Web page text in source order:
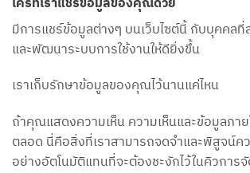
มีการแชร์ข้อมูลต่างๆ บนเว็บไซต์นี้ กับบุคคล
และพัฒนาระบบการใช้งานให้ดียิ่งขึ้น
เราเก็บรักษาข้อมูลของคุณไว้นานแค่ไหน
ถ้าคุณแสดงความเห็น ความเห็นและข้อมูลภาย
ตลอด นี่คือสิ่งที่เราสามารถจดจำและพิสูจน์ค
อย่างอัตโนมัติแทนที่จะต้องชะงักไว้ในคิวการ